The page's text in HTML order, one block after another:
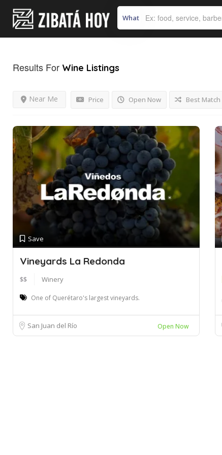
What
Results For Wine Listings
Price Open Now
Near Me Best Match
Save
Vineyards La Redonda
$$ Winery
One of Querétaro's largest vineyards.
San Juan del Río Open Now